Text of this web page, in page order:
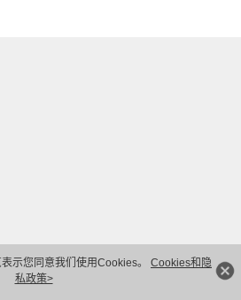
示您同意我们使用Cookies。 Cookies和隐
私政策>